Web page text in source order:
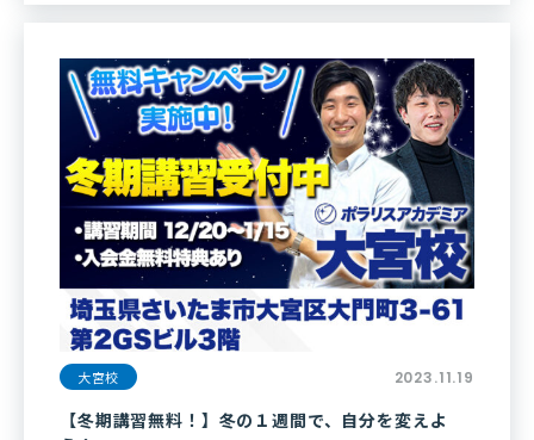
大宮校 2023.11.19
【冬期講習無料！】冬の１週間で、自分を変えよ